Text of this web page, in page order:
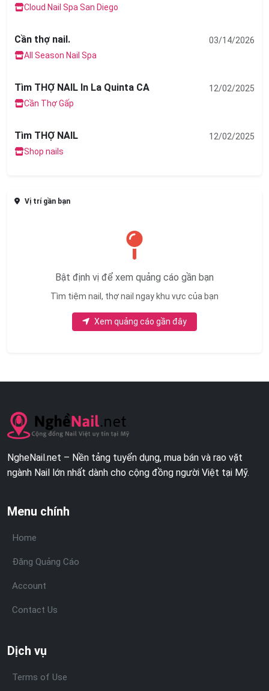
Cloud Nail Spa San Diego
Cần thợ nail.
All Season Nail Spa
03/14/2026
Tìm THỢ NAIL In La Quinta CA
Cần Thợ Gấp
12/02/2025
Tìm THỢ NAIL
Shop nails
12/02/2025
Vị trí gần bạn
Bật định vị để xem quảng cáo gần bạn
Tìm tiệm nail, thợ nail ngay khu vực của bạn
Xem quảng cáo gần đây
NgheNail.net – Nền tảng tuyển dụng, mua bán và rao vặt
ngành Nail lớn nhất dành cho cộng đồng người Việt tại Mỹ.
Menu chính
Home
Đăng Quảng Cáo
Account
Contact Us
Dịch vụ
Terms of Use